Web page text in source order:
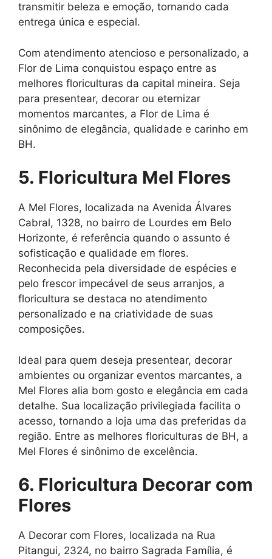
transmitir beleza e emoção, tornando cada
entrega única e especial.
Com atendimento atencioso e personalizado, a
Flor de Lima conquistou espaço entre as
melhores floriculturas da capital mineira. Seja
para presentear, decorar ou eternizar
momentos marcantes, a Flor de Lima é
sinônimo de elegância, qualidade e carinho em
BH.
5. Floricultura Mel Flores
A Mel Flores, localizada na Avenida Álvares
Cabral, 1328, no bairro de Lourdes em Belo
Horizonte, é referência quando o assunto é
sofisticação e qualidade em flores.
Reconhecida pela diversidade de espécies e
pelo frescor impecável de seus arranjos, a
floricultura se destaca no atendimento
personalizado e na criatividade de suas
composições.
Ideal para quem deseja presentear, decorar
ambientes ou organizar eventos marcantes, a
Mel Flores alia bom gosto e elegância em cada
detalhe. Sua localização privilegiada facilita o
acesso, tornando a loja uma das preferidas da
região. Entre as melhores floriculturas de BH, a
Mel Flores é sinônimo de excelência.
6. Floricultura Decorar com
Flores
A Decorar com Flores, localizada na Rua
Pitangui, 2324, no bairro Sagrada Família, é